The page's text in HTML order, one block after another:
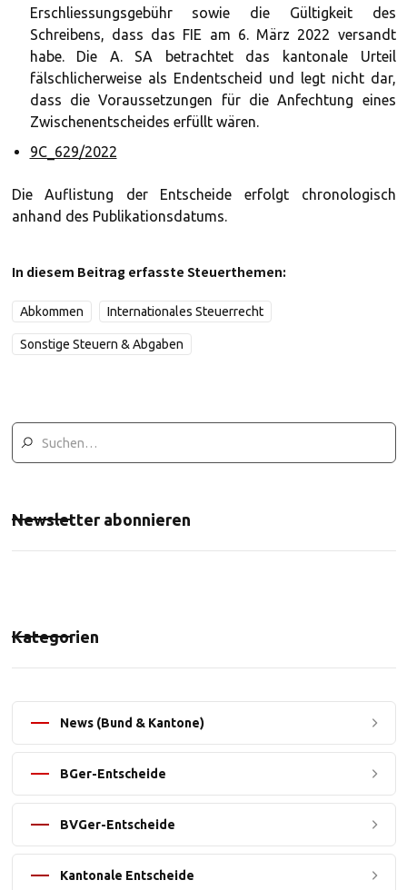
Erschliessungsgebühr sowie die Gültigkeit des
Schreibens, dass das FIE am 6. März 2022 versandt
habe. Die A. SA betrachtet das kantonale Urteil
fälschlicherweise als Endentscheid und legt nicht dar,
dass die Voraussetzungen für die Anfechtung eines
Zwischenentscheides erfüllt wären.
9C_629/2022
Die Auflistung der Entscheide erfolgt chronologisch
anhand des Publikationsdatums.
In diesem Beitrag erfasste Steuerthemen:
Abkommen Internationales Steuerrecht
Sonstige Steuern & Abgaben
Newsletter abonnieren
Kategorien
News (Bund & Kantone)
BGer-Entscheide
BVGer-Entscheide
Kantonale Entscheide